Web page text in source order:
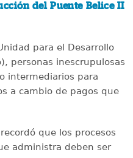
del Puente Belice II
para el Desarrollo
personas inescrupulosas
intermediarios para
a cambio de pagos que
que los procesos
administra deben ser